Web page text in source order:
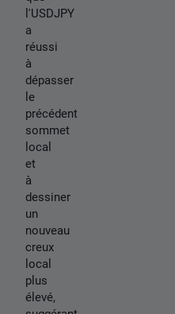
l'USDJPY
a
réussi
à
dépasser
le
précédent
sommet
local
et
à
dessiner
un
nouveau
creux
local
plus
élevé,